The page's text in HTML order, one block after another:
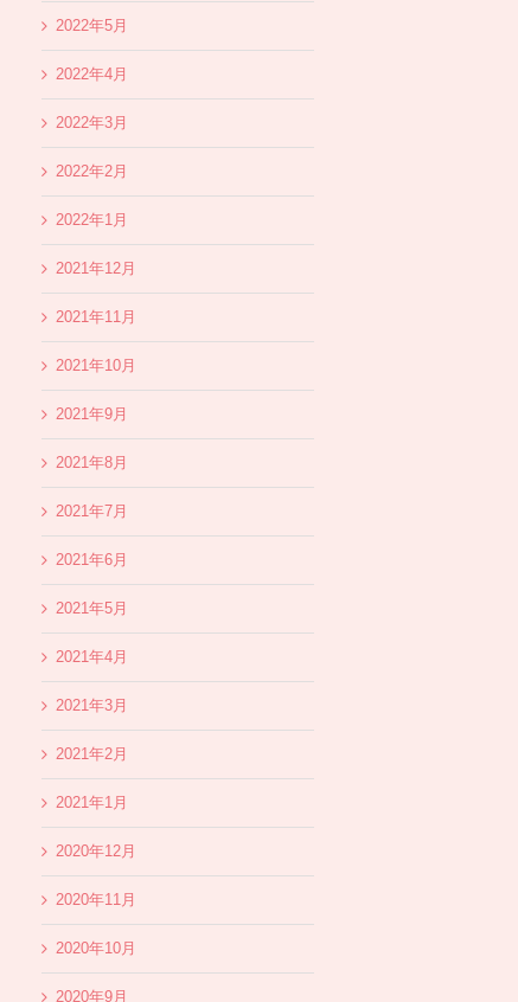
2022年5月
2022年4月
2022年3月
2022年2月
2022年1月
2021年12月
2021年11月
2021年10月
2021年9月
2021年8月
2021年7月
2021年6月
2021年5月
2021年4月
2021年3月
2021年2月
2021年1月
2020年12月
2020年11月
2020年10月
2020年9月